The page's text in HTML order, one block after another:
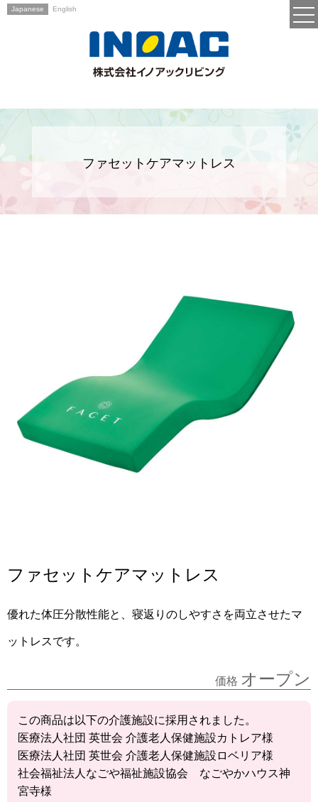
Japanese English
ファセットケアマットレス
ファセットケアマットレス
優れた体圧分散性能と、寝返りのしやすさを両立させたマ
ットレスです。
価格 オープン
この商品は以下の介護施設に採用されました。
医療法人社団 英世会 介護老人保健施設カトレア様
医療法人社団 英世会 介護老人保健施設ロベリア様
社会福祉法人なごや福祉施設協会 なごやかハウス神
宮寺様